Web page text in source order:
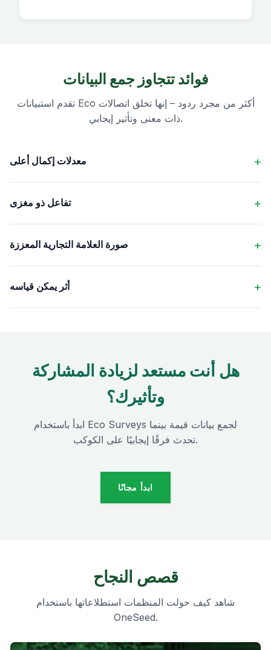
فوائد تتجاوز جمع البيانات
تقدم استبيانات Eco أكثر من مجرد ردود – إنها تخلق اتصالات
ذات معنى وتأثير إيجابي.
معدلات إكمال أعلى
تفاعل ذو مغزى
صورة العلامة التجارية المعززة
أثر يمكن قياسه
هل أنت مستعد لزيادة المشاركة
وتأثيرك؟
ابدأ باستخدام Eco Surveys لجمع بيانات قيمة بينما
تحدث فرقًا إيجابيًا على الكوكب.
ابدأ مجانًا
قصص النجاح
شاهد كيف حولت المنظمات استطلاعاتها باستخدام
OneSeed.